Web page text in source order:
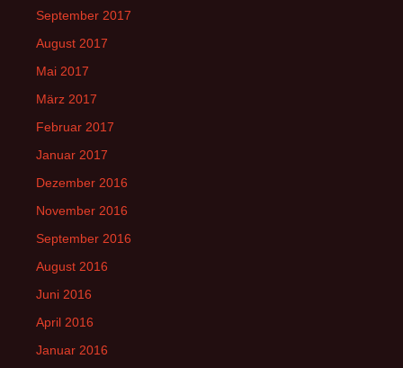
September 2017
August 2017
Mai 2017
März 2017
Februar 2017
Januar 2017
Dezember 2016
November 2016
September 2016
August 2016
Juni 2016
April 2016
Januar 2016